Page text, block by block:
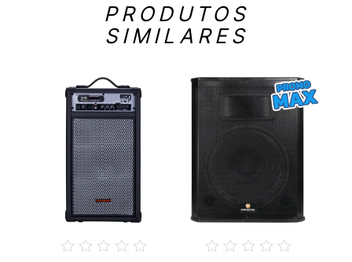
PRODUTOS
SIMILARES